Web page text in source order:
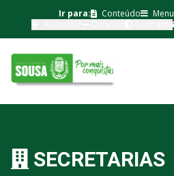
Ir para: Conteúdo Menu
SECRETARIAS